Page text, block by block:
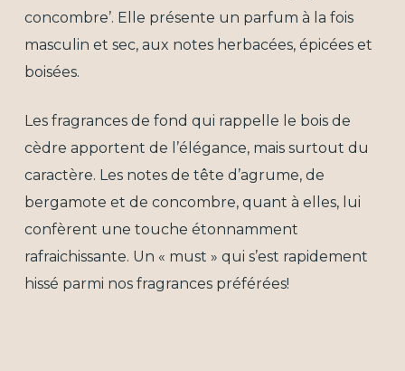
concombre’. Elle présente un parfum à la fois
masculin et sec, aux notes herbacées, épicées et
boisées.
Les fragrances de fond qui rappelle le bois de
cèdre apportent de l’élégance, mais surtout du
caractère. Les notes de tête d’agrume, de
bergamote et de concombre, quant à elles, lui
confèrent une touche étonnamment
rafraichissante. Un « must » qui s’est rapidement
hissé parmi nos fragrances préférées!